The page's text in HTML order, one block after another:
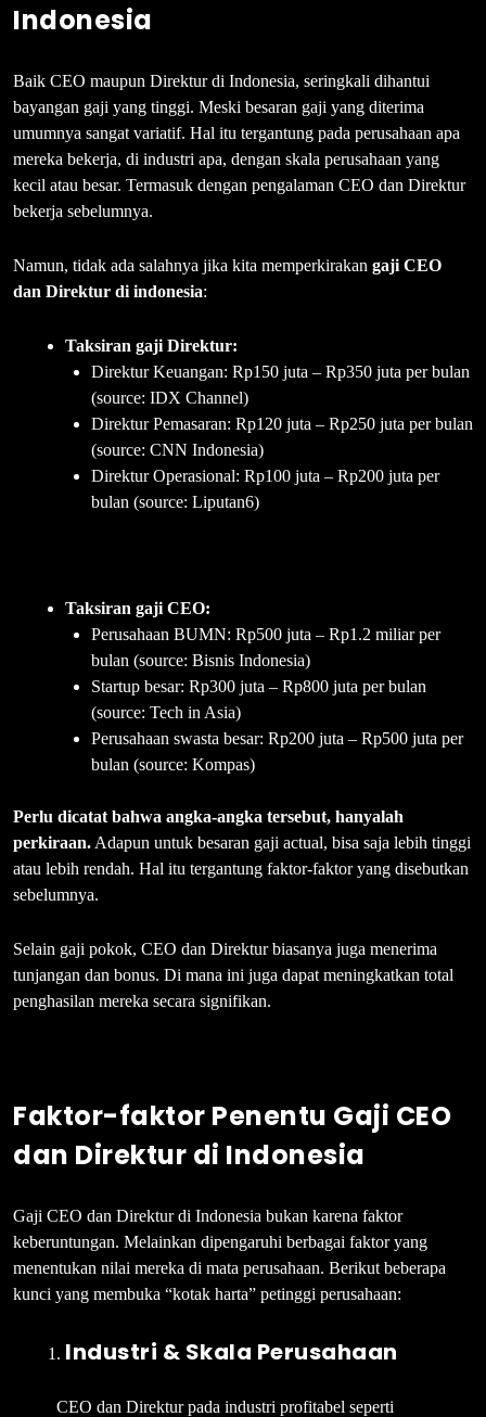
Indonesia
Baik CEO maupun Direktur di Indonesia, seringkali dihantui
bayangan gaji yang tinggi. Meski besaran gaji yang diterima
umumnya sangat variatif. Hal itu tergantung pada perusahaan apa
mereka bekerja, di industri apa, dengan skala perusahaan yang
kecil atau besar. Termasuk dengan pengalaman CEO dan Direktur
bekerja sebelumnya.
Namun, tidak ada salahnya jika kita memperkirakan gaji CEO
dan Direktur di indonesia:
Taksiran gaji Direktur:
Direktur Keuangan: Rp150 juta – Rp350 juta per bulan
(source: IDX Channel)
Direktur Pemasaran: Rp120 juta – Rp250 juta per bulan
(source: CNN Indonesia)
Direktur Operasional: Rp100 juta – Rp200 juta per
bulan (source: Liputan6)
Taksiran gaji CEO:
Perusahaan BUMN: Rp500 juta – Rp1.2 miliar per
bulan (source: Bisnis Indonesia)
Startup besar: Rp300 juta – Rp800 juta per bulan
(source: Tech in Asia)
Perusahaan swasta besar: Rp200 juta – Rp500 juta per
bulan (source: Kompas)
Perlu dicatat bahwa angka-angka tersebut, hanyalah
perkiraan. Adapun untuk besaran gaji actual, bisa saja lebih tinggi
atau lebih rendah. Hal itu tergantung faktor-faktor yang disebutkan
sebelumnya.
Selain gaji pokok, CEO dan Direktur biasanya juga menerima
tunjangan dan bonus. Di mana ini juga dapat meningkatkan total
penghasilan mereka secara signifikan.
Faktor-faktor Penentu Gaji CEO
dan Direktur di Indonesia
Gaji CEO dan Direktur di Indonesia bukan karena faktor
keberuntungan. Melainkan dipengaruhi berbagai faktor yang
menentukan nilai mereka di mata perusahaan. Berikut beberapa
kunci yang membuka “kotak harta” petinggi perusahaan:
Industri & Skala Perusahaan
CEO dan Direktur pada industri profitabel seperti